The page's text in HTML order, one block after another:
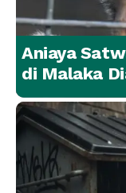
Aniaya
di Malaka
Malaka